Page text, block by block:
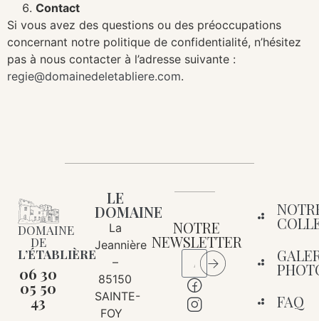
Contact
Si vous avez des questions ou des préoccupations
concernant notre politique de confidentialité, n’hésitez
pas à nous contacter à l’adresse suivante :
regie@domainedeletabliere.com.
DOMAINE
DE
L’ÉTABLIÈRE
06 30
05 50
43
LE
DOMAINE
La
Jeannière
–
85150
SAINTE-
FOY
FAQ
NOTRE
NEWSLETTER